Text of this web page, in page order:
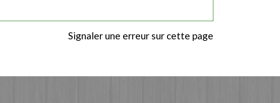
Signaler une erreur sur cette page